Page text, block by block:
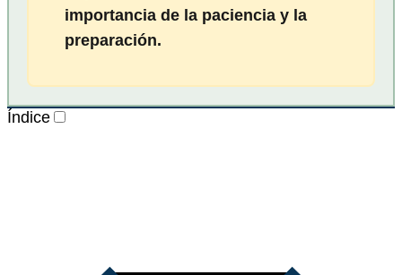
importancia de la paciencia y la
preparación.
Índice